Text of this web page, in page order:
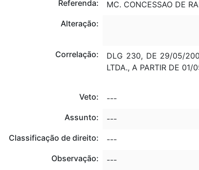
Referenda:
MC. CONCESSAO DE
Alteração:
Correlação:
DLG 230, DE 29/05/
LTDA., A PARTIR DE 01/
Veto:
---
Assunto:
---
Classificação de direito:
---
Observação:
---